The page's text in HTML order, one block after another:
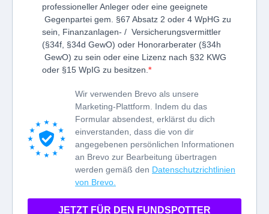
professioneller Anleger oder eine geeignete
Gegenpartei gem. §67 Absatz 2 oder 4 WpHG zu
sein, Finanzanlagen- / Versicherungsvermittler
(§34f, §34d GewO) oder Honorarberater (§34h
GewO) zu sein oder eine Lizenz nach §32 KWG
oder §15 WpIG zu besitzen.
Wir verwenden Brevo als unsere
Marketing-Plattform. Indem du das
Formular absendest, erklärst du dich
einverstanden, dass die von dir
angegebenen persönlichen Informationen
an Brevo zur Bearbeitung übertragen
werden gemäß den Datenschutzrichtlinien
von Brevo.
JETZT FÜR DEN FUNDSPOTTER